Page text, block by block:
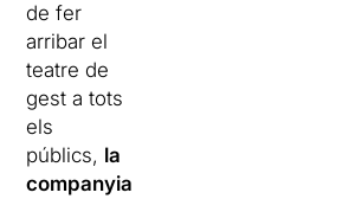
de fer
arribar el
teatre de
gest a tots
els
públics, la
companyia